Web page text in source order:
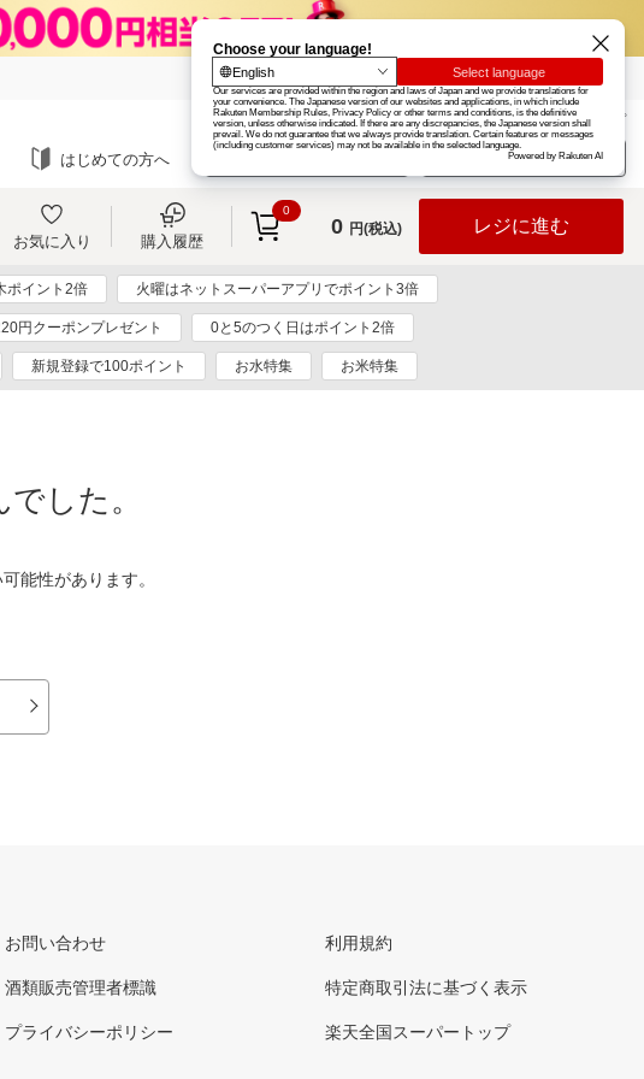
楽天グループ カード
お知らせ ヘルプ
はじめての方へ ログイン
お気に入り 購入履歴
0
0 円(税込) レジに進む
ポイント2倍 火曜はネットスーパーアプリでポイント3倍
円クーポンプレゼント 0と5のつく日はポイント2倍
新規登録で100ポイント お水特集 お米特集
した。
能性があります。
お問い合わせ
酒類販売管理者標識
プライバシーポリシー
利用規約
特定商取引法に基づく表示
楽天全国スーパートップ